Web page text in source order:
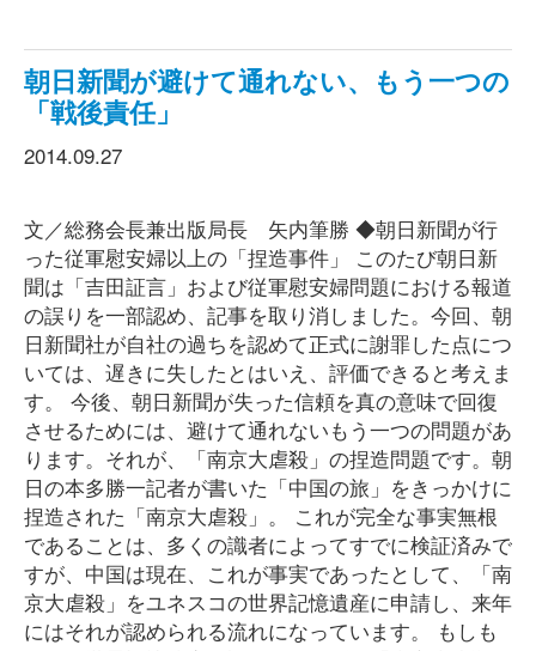
朝日新聞が避けて通れない、もう一つの
「戦後責任」
2014.09.27
文／総務会長兼出版局長 矢内筆勝 ◆朝日新聞が行
った従軍慰安婦以上の「捏造事件」 このたび朝日新
聞は「吉田証言」および従軍慰安婦問題における報道
の誤りを一部認め、記事を取り消しました。今回、朝
日新聞社が自社の過ちを認めて正式に謝罪した点につ
いては、遅きに失したとはいえ、評価できると考えま
す。 今後、朝日新聞が失った信頼を真の意味で回復
させるためには、避けて通れないもう一つの問題があ
ります。それが、「南京大虐殺」の捏造問題です。朝
日の本多勝一記者が書いた「中国の旅」をきっかけに
捏造された「南京大虐殺」。 これが完全な事実無根
であることは、多くの識者によってすでに検証済みで
すが、中国は現在、これが事実であったとして、「南
京大虐殺」をユネスコの世界記憶遺産に申請し、来年
にはそれが認められる流れになっています。 もしも